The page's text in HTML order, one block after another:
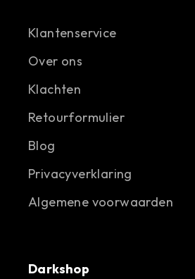
Klantenservice
Over ons
Klachten
Retourformulier
Blog
Privacyverklaring
Algemene voorwaarden
Darkshop